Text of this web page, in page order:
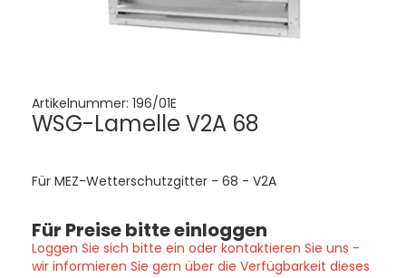
Artikelnummer: 196/01E
WSG-Lamelle V2A 68
Für MEZ-Wetterschutzgitter - 68 - V2A
Für Preise bitte einloggen
Loggen Sie sich bitte ein oder kontaktieren Sie uns -
wir informieren Sie gern über die Verfügbarkeit dieses